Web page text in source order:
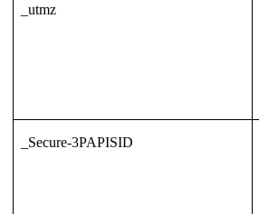
_utmz
_Secure-3PAPISID